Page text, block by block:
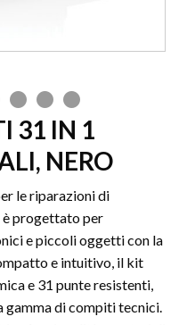
31 IN 1
NERO
le riparazioni di
è progettato per
e piccoli oggetti con la
e intuitivo, il kit
e 31 punte resistenti,
gamma di compiti tecnici.